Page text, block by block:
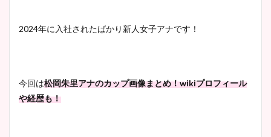
2024年に入社されたばかり新人女子アナです！
今回は松岡朱里アナのカップ画像まとめ！wikiプロフィール
や経歴も！